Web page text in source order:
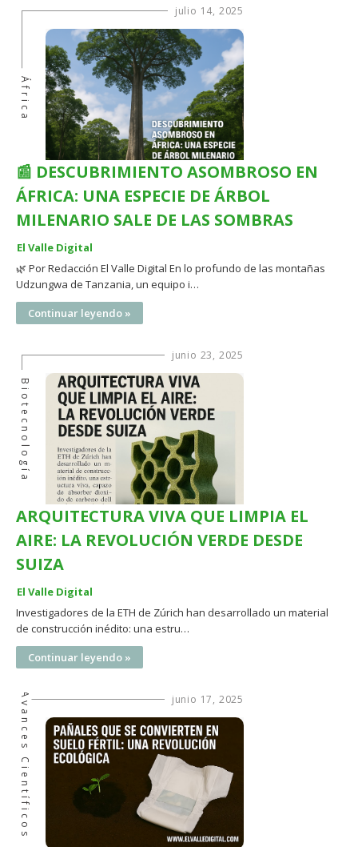
julio 14, 2025
África
📰 DESCUBRIMIENTO ASOMBROSO EN
ÁFRICA: UNA ESPECIE DE ÁRBOL
MILENARIO SALE DE LAS SOMBRAS
El Valle Digital
🌿 Por Redacción El Valle Digital En lo profundo de las montañas
Udzungwa de Tanzania, un equipo i…
Continuar leyendo »
junio 23, 2025
Biotecnología
ARQUITECTURA VIVA QUE LIMPIA EL
AIRE: LA REVOLUCIÓN VERDE DESDE
SUIZA
El Valle Digital
Investigadores de la ETH de Zúrich han desarrollado un material
de construcción inédito: una estru…
Continuar leyendo »
junio 17, 2025
Avances Científicos